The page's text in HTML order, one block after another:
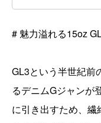
# 魅力溢れる15oz
GL3という半世紀前
るデニムGジャンが
に引き出すため、